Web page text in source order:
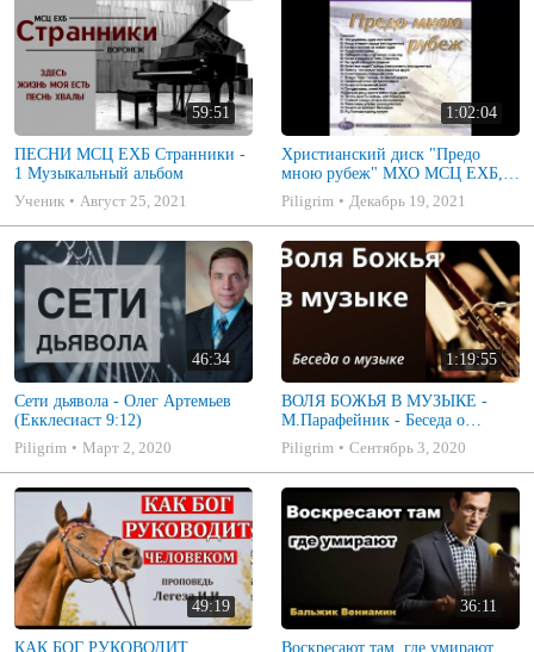
59:51
ПЕСНИ МСЦ ЕХБ Странники -
1 Музыкальный альбом
Ученик
Август 25, 2021
1:02:04
Христианский диск "Предо
мною рубеж" МХО МСЦ ЕХБ,
музыкальный альбом, пение,
музыка
Piligrim Декабрь 19, 2021
46:34
Сети дьявола - Олег Артемьев
(Екклесиаст 9:12)
Piligrim
Март 2, 2020
1:19:55
ВОЛЯ БОЖЬЯ В МУЗЫКЕ -
М.Парафейник - Беседа о
музыке 2
Piligrim Сентябрь 3, 2020
49:19
КАК БОГ РУКОВОДИТ
36:11
Воскресают там, где умирают.